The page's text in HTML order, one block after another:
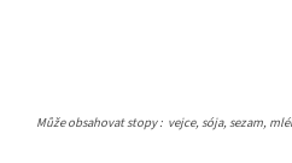
Může obsahovat stopy : vejce, sója, sezam,